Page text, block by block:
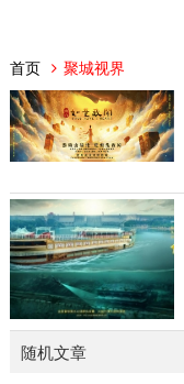
首页 聚城视界
随机文章